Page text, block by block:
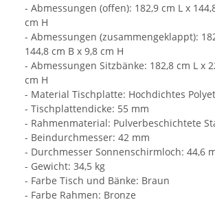
- Abmessungen (offen): 182,9 cm L x
cm H
- Abmessungen (zusammengeklappt):
144,8 cm B x 9,8 cm H
- Abmessungen Sitzbänke: 182,8 cm L x
cm H
- Material Tischplatte: Hochdichtes
- Tischplattendicke: 55 mm
- Rahmenmaterial: Pulverbeschichtete
- Beindurchmesser: 42 mm
- Durchmesser Sonnenschirmloch: 44,6
- Gewicht: 34,5 kg
- Farbe Tisch und Bänke: Braun
- Farbe Rahmen: Bronze